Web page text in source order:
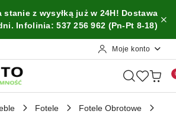
głównej
konto
głównego
produktu
stanie z wysyłką już w 24H! Dostawa
Infolinia: 537 256 962 (Pn-Pt 8-18)
Moje konto
Fotele
Fotele Obrotowe